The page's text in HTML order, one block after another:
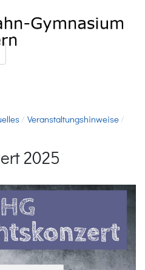
Veranstaltungshinweise
2025